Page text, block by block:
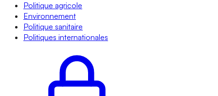
Politique agricole
Environnement
Politique sanitaire
Politiques internationales